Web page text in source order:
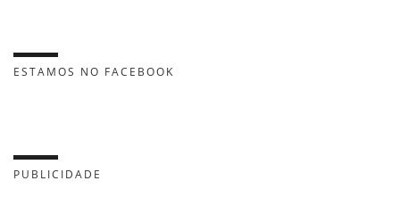
ESTAMOS NO FACEBOOK
PUBLICIDADE